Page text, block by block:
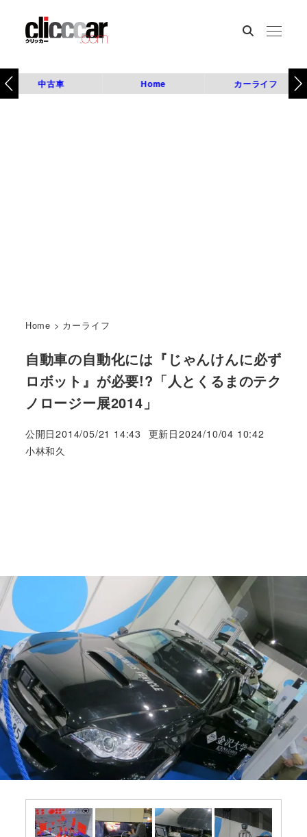
中古車 Home カーライフ
Home > カーライフ
自動車の自動化には『じゃんけんに必ず
ロボット』が必要!?「人とくるまのテク
ノロージー展2014」
公開日2014/05/21 14:43 更新日2024/10/04 10:42
著
小林和久